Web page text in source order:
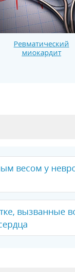
Ревматический
миокардит
весом у
вызванные